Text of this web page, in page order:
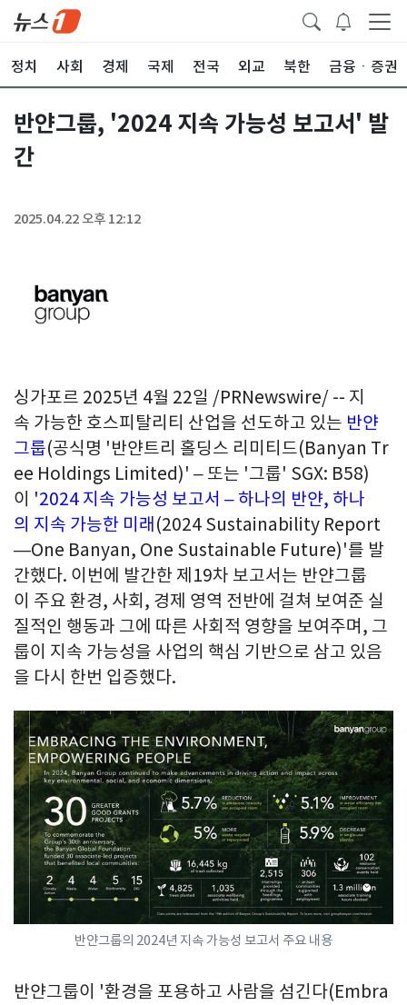
정치 사회 경제 국제 전국 외교 북한 금융ㆍ증권
반얀그룹, '2024 지속 가능성 보고서' 발
간
2025.04.22 오후 12:12
싱가포르 2025년 4월 22일 /PRNewswire/ -- 지
속 가능한 호스피탈리티 산업을 선도하고 있는 반얀
그룹(공식명 '반얀트리 홀딩스 리미티드(Banyan Tr
ee Holdings Limited)' – 또는 '그룹' SGX: B58)
이 '2024 지속 가능성 보고서 – 하나의 반얀, 하나
의 지속 가능한 미래 (2024 Sustainability Report
—One Banyan, One Sustainable Future)'를 발
간했다. 이번에 발간한 제19차 보고서는 반얀그룹
이 주요 환경, 사회, 경제 영역 전반에 걸쳐 보여준 실
질적인 행동과 그에 따른 사회적 영향을 보여주며, 그
룹이 지속 가능성을 사업의 핵심 기반으로 삼고 있음
을 다시 한번 입증했다.
반얀그룹의 2024년 지속 가능성 보고서 주요 내용
반얀그룹이 '환경을 포용하고 사람을 섬긴다(Embra